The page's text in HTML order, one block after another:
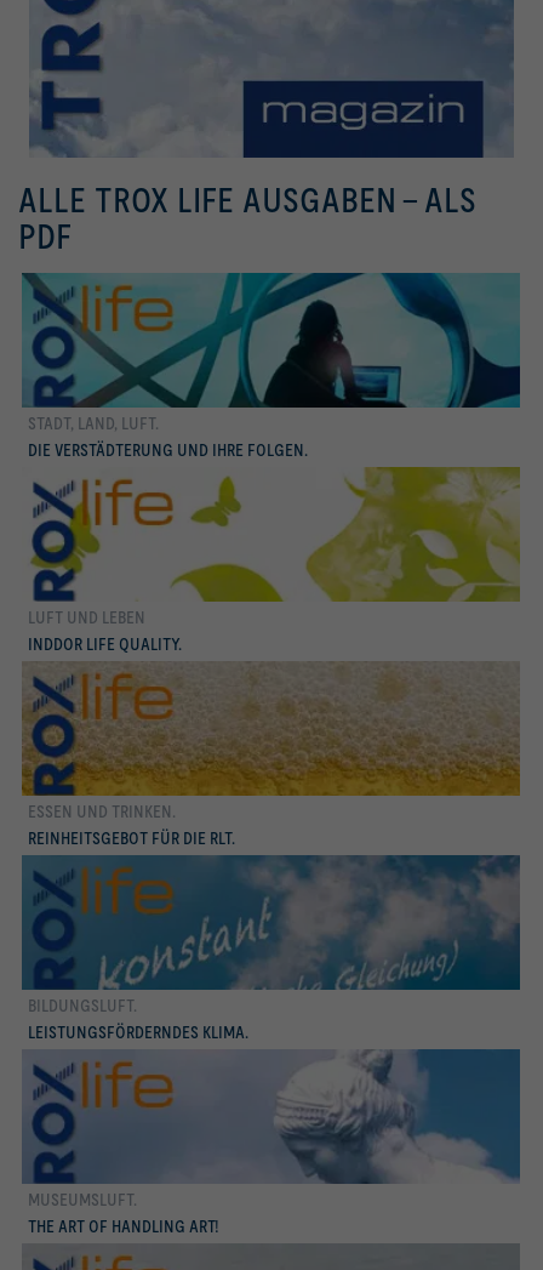
ALLE TROX LIFE AUSGABEN - ALS
PDF
STADT, LAND, LUFT.
DIE VERSTÄDTERUNG UND IHRE FOLGEN.
mehr erfahren
LUFT UND LEBEN
INDDOR LIFE QUALITY.
mehr erfahren
ESSEN UND TRINKEN.
REINHEITSGEBOT FÜR DIE RLT.
mehr erfahren
BILDUNGSLUFT.
LEISTUNGSFÖRDERNDES KLIMA.
mehr erfahren
MUSEUMSLUFT.
THE ART OF HANDLING ART!
mehr erfahren